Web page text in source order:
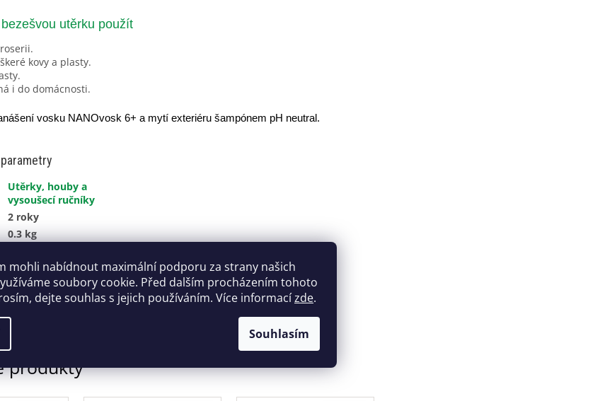
mohli nabídnout maximální podporu za strany našich
soubory cookie. Před dalším procházením tohoto
dejte souhlas s jejich používáním. Více informacízde.
Souhlasím
utěrku použít
kovy a plasty.
i do domácnosti.
vosku NANOvosk 6+ a mytí exteriéru šampónem pH neutral.
Utěrky, houby a
vysoušecí ručníky
2 roky
0.3 kg
40000009